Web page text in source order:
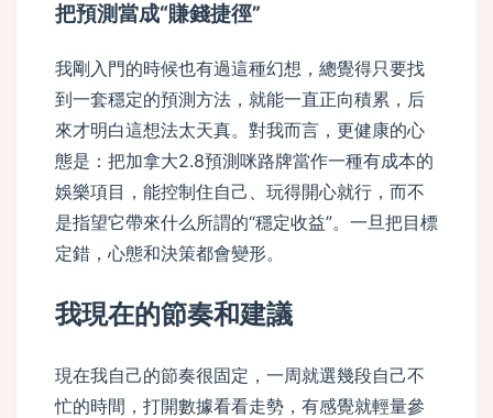
把預測當成“賺錢捷徑”
我剛入門的時候也有過這種幻想，總覺得只要找
到一套穩定的預測方法，就能一直正向積累，后
來才明白這想法太天真。對我而言，更健康的心
態是：把加拿大2.8預測咪路牌當作一種有成本的
娛樂項目，能控制住自己、玩得開心就行，而不
是指望它帶來什么所謂的“穩定收益”。一旦把目標
定錯，心態和決策都會變形。
我現在的節奏和建議
現在我自己的節奏很固定，一周就選幾段自己不
忙的時間，打開數據看看走勢，有感覺就輕量參